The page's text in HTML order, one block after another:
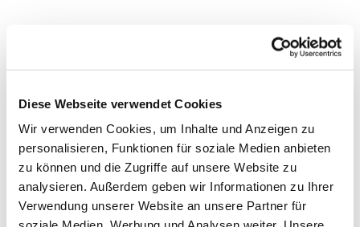
Diese Webseite verwendet Cookies
Wir verwenden Cookies, um Inhalte und Anzeigen zu
personalisieren, Funktionen für soziale Medien anbieten
zu können und die Zugriffe auf unsere Website zu
analysieren. Außerdem geben wir Informationen zu Ihrer
Verwendung unserer Website an unsere Partner für
eindeutig das Aushängeschild der Luxemburger
Holsteins.
Trotzdem war der Sieg der rotbunten Princess kein
Selbstläufer, denn mit zahlreichen bekannten